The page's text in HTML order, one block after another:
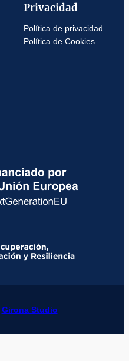
Privacidad
Política de privacidad
Política de Cookies
Girona Studio